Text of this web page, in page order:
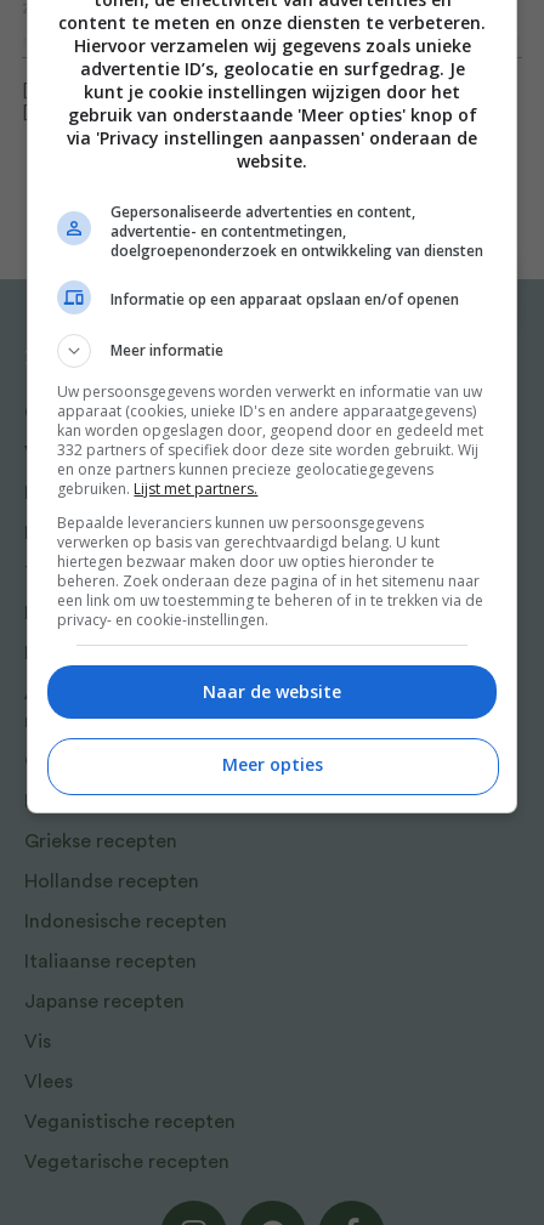
ze probeert graag wat nieuws. Knallende
smaakcombinaties zijn haar handelsmerk: haringtartaar
met komkommer, galettes met emmenthaler en ei,
aubergine met lente-ui en miso. Geleid door haar
nieuwsgierigheid en gevoel voor avontuur vindt ze de
nMet mes & stokjes bevat 70 van de allerlekkerste
internationale gerechten, van Bang Bang Chicken en
Fladderak tot Pizookie en Mulligatawny. En altijd met
een haalbare boodschappenlijst en overzichtelijke
bereidingswijze. Mascha’s zoektocht naar een
combinatie van zeer onbekende gerechten en juist heel
bekende ingrediënten levert bijzondere verhalen op die
garant staan voor lachsalvo’s en een vrachtlading aan
verrassende weetjes.
nEen onweerstaanbaar kookboek: gerechten die nét
even anders zijn en maakbaar voor iedereen.
Toon meer
[ywfbt_form product_id="35494"]
[recently_viewed_products]
Recepten
Gangen
Voorgerecht
Hoofdgerecht
Nagerecht
Tussengerecht
Lunch recepten
Aziatische en Oosterse
recepten
Chinese recepten
Franse recepten
Griekse recepten
Hollandse recepten
Indonesische recepten
Italiaanse recepten
Japanse recepten
Vis
Vlees
Veganistische recepten
Vegetarische recepten
Shop
Food & Travel
Kooktips
Win
content te meten en onze diensten te verbeteren.
Hiervoor verzamelen wij gegevens zoals unieke
advertentie ID’s, geolocatie en surfgedrag. Je
kunt je cookie instellingen wijzigen door het
gebruik van onderstaande 'Meer opties' knop of
via 'Privacy instellingen aanpassen' onderaan de
website.
Gepersonaliseerde advertenties en content,
advertentie- en contentmetingen,
doelgroepenonderzoek en ontwikkeling van diensten
Informatie op een apparaat opslaan en/of openen
Meer informatie
Uw persoonsgegevens worden verwerkt en informatie van uw
apparaat (cookies, unieke ID's en andere apparaatgegevens)
kan worden opgeslagen door, geopend door en gedeeld met
332 partners of specifiek door deze site worden gebruikt. Wij
en onze partners kunnen precieze geolocatiegegevens
gebruiken. Lijst met partners.
Bepaalde leveranciers kunnen uw persoonsgegevens
verwerken op basis van gerechtvaardigd belang. U kunt
hiertegen bezwaar maken door uw opties hieronder te
beheren. Zoek onderaan deze pagina of in het sitemenu naar
een link om uw toestemming te beheren of in te trekken via de
privacy- en cookie-instellingen.
Naar de website
Meer opties